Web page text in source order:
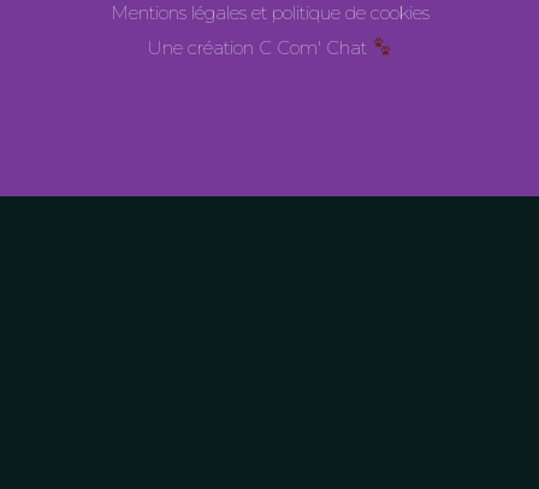
Mentions légales et politique de cookies
Une création C Com' Chat